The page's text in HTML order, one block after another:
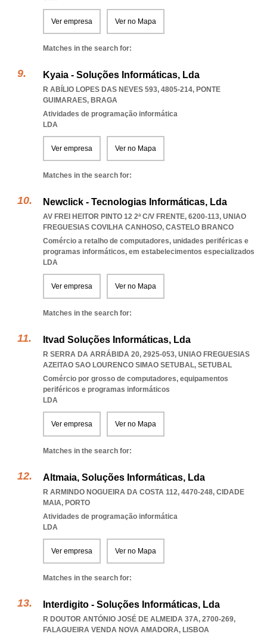
Ver empresa Ver no Mapa
Matches in the search for:
Kyaia - Soluções Informáticas, Lda
R ABÍLIO LOPES DAS NEVES 593, 4805-214, PONTE
GUIMARAES, BRAGA
Atividades de programação informática
LDA
Ver empresa Ver no Mapa
Matches in the search for:
Newclick - Tecnologias Informáticas, Lda
AV FREI HEITOR PINTO 12 2ª C/V FRENTE, 6200-113, UNIAO
FREGUESIAS COVILHA CANHOSO, CASTELO BRANCO
Comércio a retalho de computadores, unidades periféricas e
programas informáticos, em estabelecimentos especializados
LDA
Ver empresa Ver no Mapa
Matches in the search for:
Itvad Soluções Informáticas, Lda
R SERRA DA ARRÁBIDA 20, 2925-053, UNIAO FREGUESIAS
AZEITAO SAO LOURENCO SIMAO SETUBAL, SETUBAL
Comércio por grosso de computadores, equipamentos
periféricos e programas informáticos
LDA
Ver empresa Ver no Mapa
Matches in the search for:
Altmaia, Soluções Informáticas, Lda
R ARMINDO NOGUEIRA DA COSTA 112, 4470-248, CIDADE
MAIA, PORTO
Atividades de programação informática
LDA
Ver empresa Ver no Mapa
Matches in the search for:
Interdigito - Soluções Informáticas, Lda
R DOUTOR ANTÓNIO JOSÉ DE ALMEIDA 37A, 2700-269,
FALAGUEIRA VENDA NOVA AMADORA, LISBOA